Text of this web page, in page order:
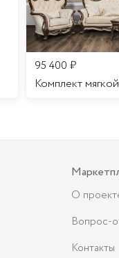
95 400 ₽
О
Вопрос-
Контакты